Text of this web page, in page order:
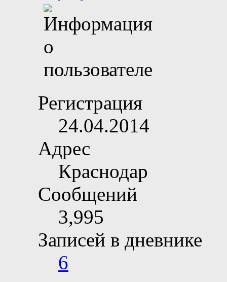
Регистрация
24.04.2014
Адрес
Краснодар
Сообщений
3,995
Записей в дневнике
6